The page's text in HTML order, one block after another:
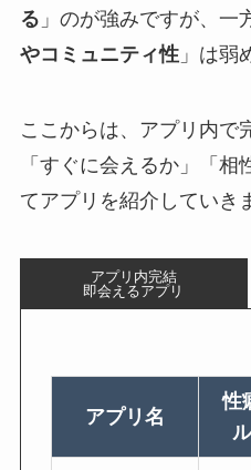
る 」のが強みですが、一
やコミュニティ性」は弱
ここからは、アプリ内で
「すぐに会えるか」「
てアプリを紹介していき
アプリ内完結
即会えるアプリ
アプリ名
性